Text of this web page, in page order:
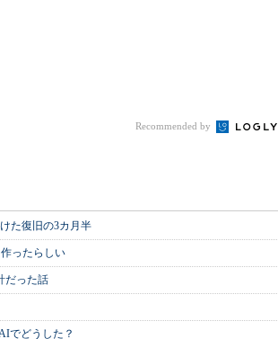
Recommended by
た復旧の3カ月半
ったらしい
だった話
でどうした？